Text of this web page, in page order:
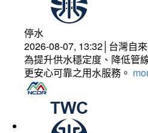
停水
2026-08-07, 13:32│台灣自
為提升供水穩定度、降低管
更安心可靠之用水服務。